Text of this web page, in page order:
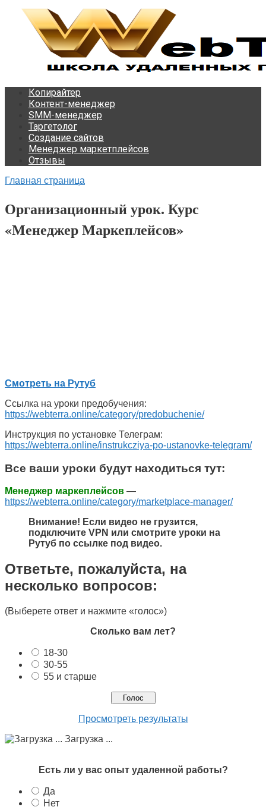
Перейти
контенту
Копирайтер
Контент-менеджер
SMM-менеджер
Таргетолог
Создание сайтов
Менеджер маркетплейсов
Отзывы
Главная страница
Организационный урок. Курс
«Менеджер Маркеплейсов»
Смотреть на Рутуб
Ссылка на уроки предобучения:
https://webterra.online/category/predobuchenie/
Инструкция по установке Телеграм:
https://webterra.online/instrukcziya-po-ustanovke-telegram/
Все ваши уроки будут находиться тут:
Менеджер маркеплейсов —
https://webterra.online/category/marketplace-manager/
Внимание! Если видео не грузится,
подключите VPN или смотрите уроки на
Рутуб по ссылке под видео.
Ответьте, пожалуйста, на
несколько вопросов:
(Выберете ответ и нажмите «голос»)
Сколько вам лет?
18-30
30-55
55 и старше
Просмотреть результаты
Загрузка ...
Есть ли у вас опыт удаленной работы?
Да
Нет